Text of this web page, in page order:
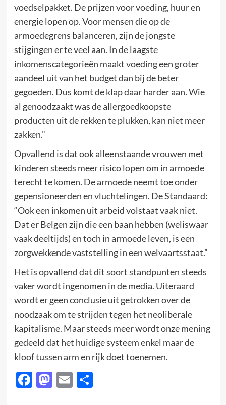
voedselpakket. De prijzen voor voeding, huur en
energie lopen op. Voor mensen die op de
armoedegrens balanceren, zijn de jongste
stijgingen er te veel aan. In de laagste
inkomenscategorieën maakt voeding een groter
aandeel uit van het budget dan bij de beter
gegoeden. Dus komt de klap daar harder aan. Wie
al genoodzaakt was de allergoedkoopste
producten uit de rekken te plukken, kan niet meer
zakken.”
Opvallend is dat ook alleenstaande vrouwen met
kinderen steeds meer risico lopen om in armoede
terecht te komen. De armoede neemt toe onder
gepensioneerden en vluchtelingen. De Standaard:
“Ook een inkomen uit arbeid volstaat vaak niet.
Dat er Belgen zijn die een baan hebben (weliswaar
vaak deeltijds) en toch in armoede leven, is een
zorgwekkende vaststelling in een welvaartsstaat.”
Het is opvallend dat dit soort standpunten steeds
vaker wordt ingenomen in de media. Uiteraard
wordt er geen conclusie uit getrokken over de
noodzaak om te strijden tegen het neoliberale
kapitalisme. Maar steeds meer wordt onze mening
gedeeld dat het huidige systeem enkel maar de
kloof tussen arm en rijk doet toenemen.
Facebook
Mastodon
EmailDelen